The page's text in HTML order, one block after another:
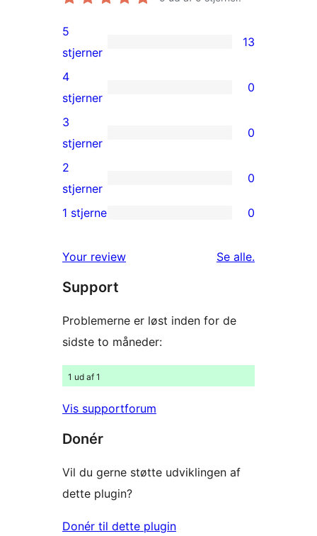
13
5-
stjernet
anmeldelser
5
stjerner
13
0
4-
stjernet
anmeldelser
4
stjerner
0
0
3-
stjernet
anmeldelser
3
stjerner
0
0
2-
anmeldelser
2
stjerner
0
stjernet
anmeldelser
1 stjerne 0
Your review Se alleanmeldelser
.
Support
Problemerne er løst inden for de
sidste to måneder:
1 ud af 1
Vis supportforum
Donér
Vil du gerne støtte udviklingen af
dette plugin?
Donér til dette plugin